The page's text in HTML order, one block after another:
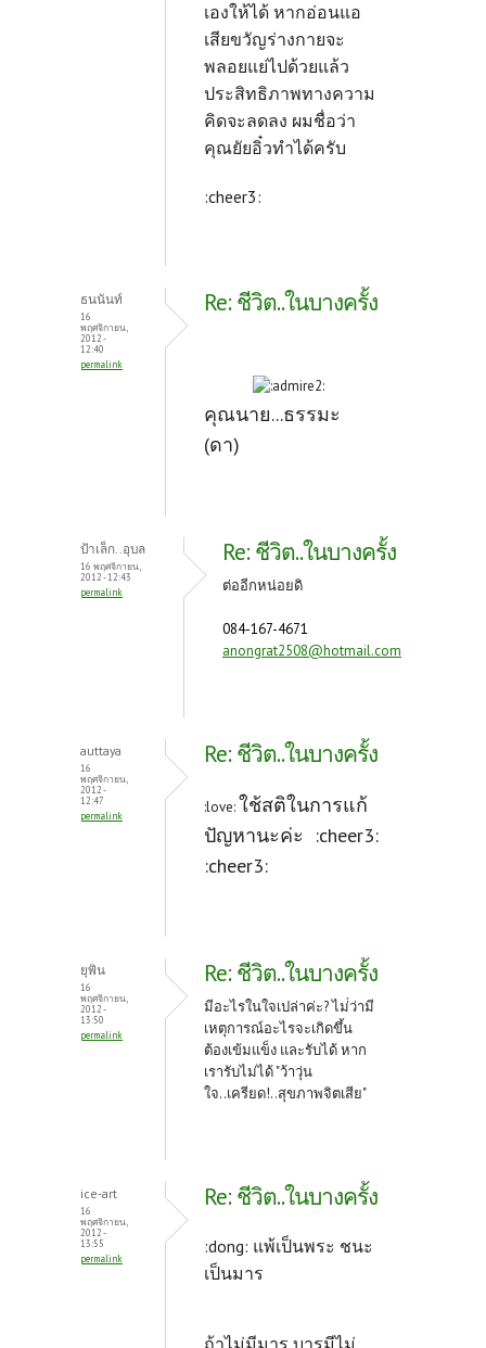
เองให้ได้ หากอ่อนแอ
เสียขวัญร่างกายจะ
พลอยแย่ไปด้วยแล้ว
ประสิทธิภาพทางความ
คิดจะลดลง ผมชื่อว่า
คุณยัยอิ๋วทำได้ครับ
:cheer3:
ธนนันท์
16
พฤศจิกายน,
2012 -
12:40
permalink
Re: ชีวิต..ในบางครั้ง
คุณนาย...ธรรมะ
(ดา)
ป้าเล็ก..อุบล
16 พฤศจิกายน,
2012 - 12:43
permalink
Re: ชีวิต..ในบางครั้ง
ต่ออีกหน่อยดิ
084-167-4671
anongrat2508@hotmail.com
auttaya
16
พฤศจิกายน,
2012 -
12:47
permalink
Re: ชีวิต..ในบางครั้ง
:love:ใช้สติในการแก้
ปัญหานะค่ะ :cheer3:
:cheer3:
ยุพิน
16
พฤศจิกายน,
2012 -
13:50
permalink
Re: ชีวิต..ในบางครั้ง
มีอะไรในใจเปล่าค่ะ? ไม่่ว่ามี
เหตุการณ์อะไรจะเกิดขึ้น
ต้องเข้มแข็ง และรับได้ หาก
เรารับไม่ได้ "ว้าวุ่น
ใจ..เครียด!..สุขภาพจิตเสีย"
ice-art
16
พฤศจิกายน,
2012 -
13:55
permalink
Re: ชีวิต..ในบางครั้ง
:dong: แพ้เป็นพระ ชนะ
เป็นมาร
ถ้าไม่มีมาร บารมีไม่